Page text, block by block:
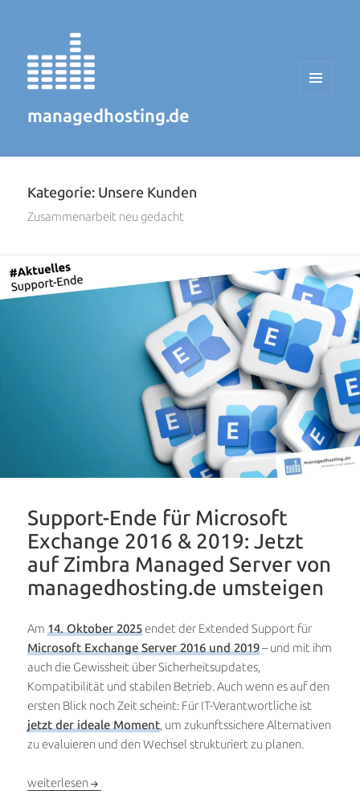
managedhosting.de
Kategorie: Unsere Kunden
Zusammenarbeit neu gedacht
Support-Ende für Microsoft
Exchange 2016 & 2019: Jetzt
auf Zimbra Managed Server von
managedhosting.de umsteigen
Am14. Oktober 2025 endet der Extended Support für
Microsoft Exchange Server 2016 und 2019– und mit ihm
auch die Gewissheit über Sicherheitsupdates,
Kompatibilität und stabilen Betrieb. Auch wenn es auf den
ersten Blick noch Zeit scheint: Für IT-Verantwortliche ist
jetzt der ideale Moment, um zukunftssichere Alternativen
zu evaluieren und den Wechsel strukturiert zu planen.
Support-Ende für Microsoft Exchange 2016 & 2019: Jetzt auf
weiterlesen